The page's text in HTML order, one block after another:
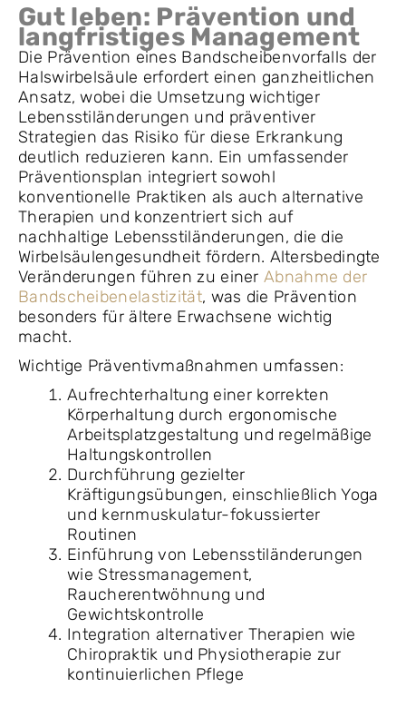
Gut leben: Prävention und
langfristiges Management
Die Prävention eines Bandscheibenvorfalls der
Halswirbelsäule erfordert einen ganzheitlichen
Ansatz, wobei die Umsetzung wichtiger
Lebensstiländerungen und präventiver
Strategien das Risiko für diese Erkrankung
deutlich reduzieren kann. Ein umfassender
Präventionsplan integriert sowohl
konventionelle Praktiken als auch alternative
Therapien und konzentriert sich auf
nachhaltige Lebensstiländerungen, die die
Wirbelsäulengesundheit fördern. Altersbedingte
Veränderungen führen zu einerAbnahme der
Bandscheibenelastizität, was die Prävention
besonders für ältere Erwachsene wichtig
macht.
Wichtige Präventivmaßnahmen umfassen:
Aufrechterhaltung einer korrekten
Körperhaltung durch ergonomische
Arbeitsplatzgestaltung und regelmäßige
Haltungskontrollen
Durchführung gezielter
Kräftigungsübungen, einschließlich Yoga
und kernmuskulatur-fokussierter
Routinen
Einführung von Lebensstiländerungen
wie Stressmanagement,
Raucherentwöhnung und
Gewichtskontrolle
Integration alternativer Therapien wie
Chiropraktik und Physiotherapie zur
kontinuierlichen Pflege